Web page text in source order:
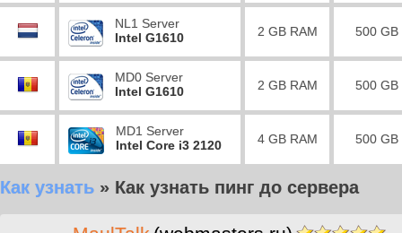
NL1 Server
Intel G1610
2 GB RAM 500 GB
MD0 Server
Intel G1610
2 GB RAM 500 GB
MD1 Server
Intel Core i3 2120
4 GB RAM 500 GB
Как узнать » Как узнать пинг до сервера